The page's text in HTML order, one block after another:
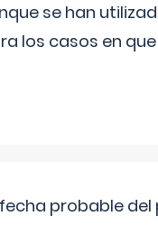
se han
los casos en
probable del